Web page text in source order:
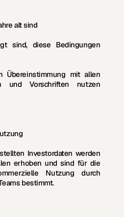
alt sind
sind, diese Bedingungen
Übereinstimmung mit allen
und Vorschriften nutzen
Investordaten werden
Nutzung durch
bestimmt.